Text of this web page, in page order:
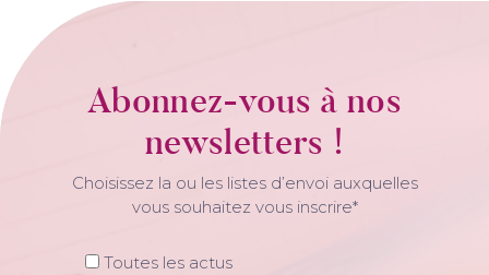
Abonnez-vous à nos
newsletters !
Choisissez la ou les listes d’envoi auxquelles
vous souhaitez vous inscrire*
Toutes les actus